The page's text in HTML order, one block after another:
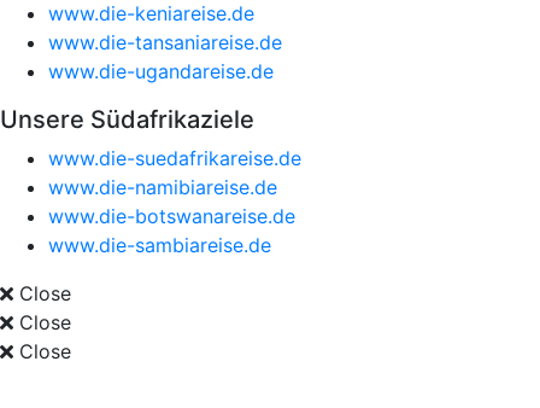
www.die-keniareise.de
www.die-tansaniareise.de
www.die-ugandareise.de
Unsere Südafrikaziele
www.die-suedafrikareise.de
www.die-namibiareise.de
www.die-botswanareise.de
www.die-sambiareise.de
Close
Close
Close